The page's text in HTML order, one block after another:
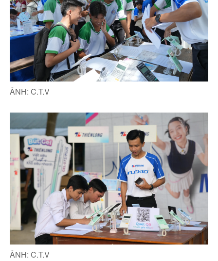
ẢNH: C.T.V
ẢNH: C.T.V